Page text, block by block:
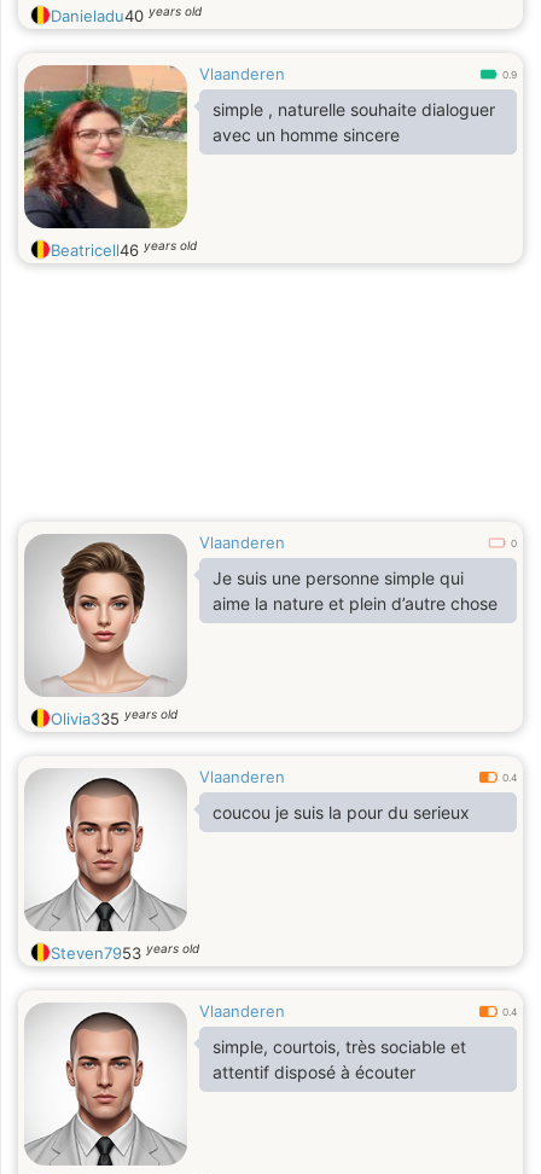
de mes nouveaux amis
Danieladu40 years old
Vlaanderen 0.9
simple , naturelle souhaite dialoguer
avec un homme sincere
Beatricell46 years old
Vlaanderen 0
Je suis une personne simple qui
aime la nature et plein d’autre chose
Olivia335 years old
Vlaanderen 0.4
coucou je suis la pour du serieux
Steven7953 years old
Vlaanderen 0.4
simple, courtois, très sociable et
attentif disposé à écouter